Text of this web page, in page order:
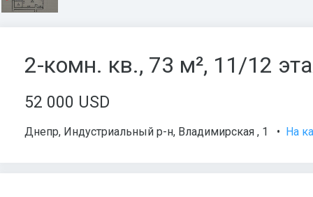
2-комн. кв., 73 м², 11/12
52 000 USD
Днепр, Индустриальный р-н, Владимирская , 1 • На